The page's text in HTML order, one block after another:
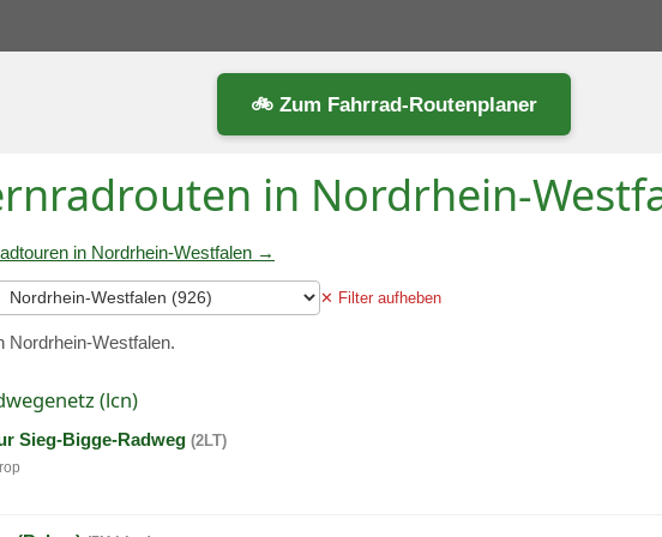
🚲 Zum Fahrrad-Routenplaner
in Nordrhein-
in Nordrhein-Westfalen →
✕ Filter aufheben
Nordrhein-Westfalen.
(lcn)
Sieg-Bigge-Radweg (2LT)